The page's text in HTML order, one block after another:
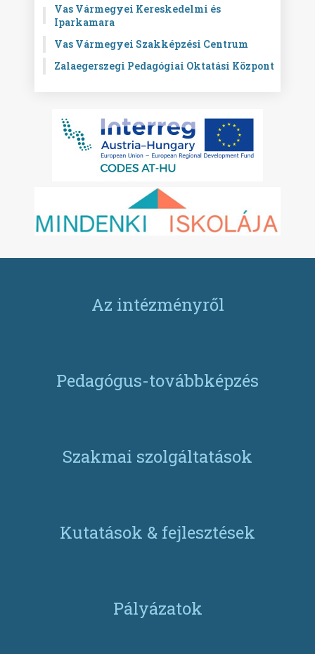
Vas Vármegyei Kereskedelmi és
Iparkamara
Vas Vármegyei Szakképzési Centrum
Zalaegerszegi Pedagógiai Oktatási Központ
Az intézményről
Pedagógus-továbbképzés
Szakmai szolgáltatások
Kutatások & fejlesztések
Pályázatok